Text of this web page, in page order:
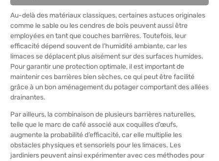
Au-delà des matériaux classiques, certaines astuces originales
comme le sable ou les cendres de bois peuvent aussi être
employées en tant que couches barrières. Toutefois, leur
efficacité dépend souvent de l’humidité ambiante, car les
limaces se déplacent plus aisément sur des surfaces humides.
Pour garantir une protection optimale, il est important de
maintenir ces barrières bien sèches, ce qui peut être facilité
grâce à un bon aménagement du potager comportant des allées
drainantes.
Par ailleurs, la combinaison de plusieurs barrières naturelles,
telle que le marc de café associé aux coquilles d’œufs,
augmente la probabilité d’efficacité, car elle multiplie les
obstacles physiques et sensoriels pour les limaces. Les
jardiniers peuvent ainsi expérimenter avec ces méthodes pour